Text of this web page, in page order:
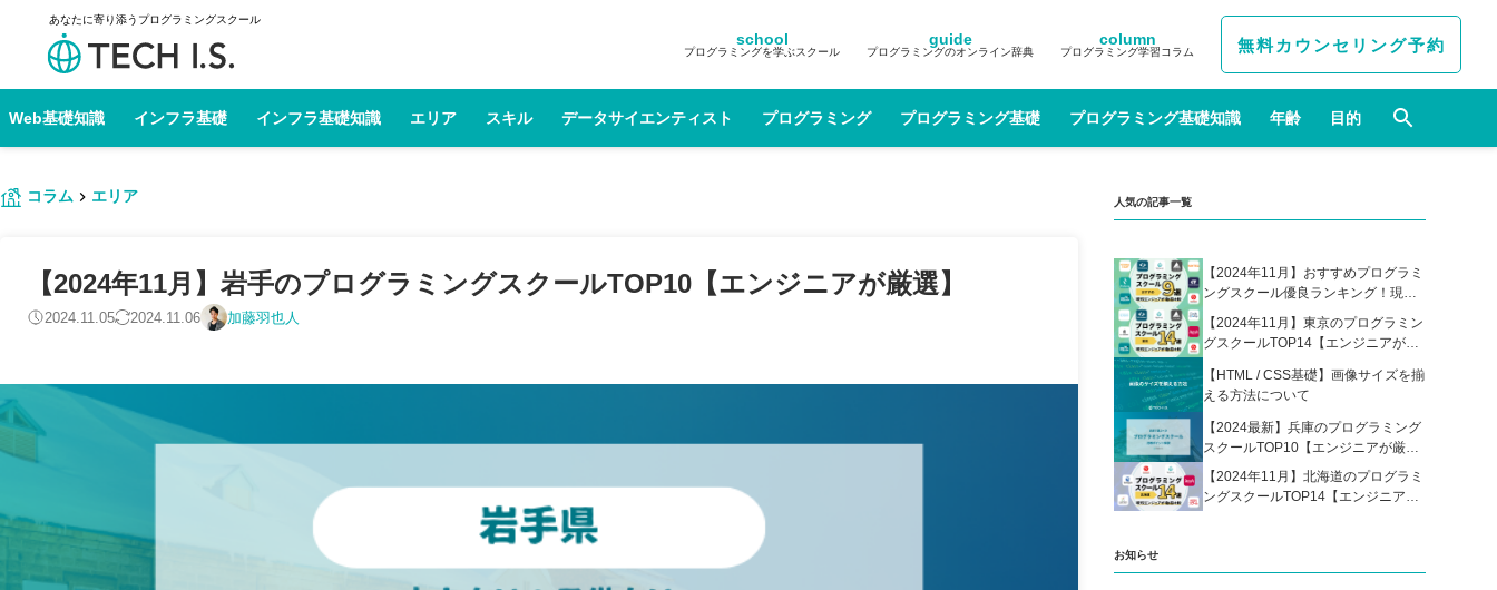
あなたに寄り添うプログラミングスクール
school
プログラミングを学ぶスクール
guide
プログラミングのオンライン辞典
column
プログラミング学習コラム 無料カウンセリング予約
Web基礎知識 インフラ基礎 インフラ基礎知識 エリア スキル データサイエンティスト プログラミング プログラミング基礎 プログラミング基礎知識 年齢 目的
コラム エリア
【2024年11月】岩手のプログラミングスクールTOP10【エンジニアが厳選】
2024.11.05 2024.11.06 加藤羽也人
人気の記事一覧
【2024年11月】おすすめプログラミ
ングスクール優良ランキング！現役
エンジニアが選んだ人気プログラミ
ングスクールの比較表あり
【2024年11月】東京のプログラミン
グスクールTOP14【エンジニアが厳
【HTML / CSS基礎】画像サイズを揃
える方法について
【2024最新】兵庫のプログラミング
スクールTOP10【エンジニアが厳
選】
【2024年11月】北海道のプログラミ
ングスクールTOP14【エンジニアが
お知らせ